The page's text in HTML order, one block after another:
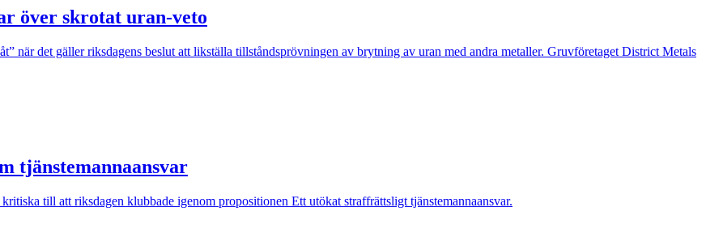
över skrotat uran-veto
när det gäller riksdagens beslut att likställa tillståndsprövningen av brytning av uran med andra metaller. Gruvföretaget District Metals
tjänstemannaansvar
till att riksdagen klubbade igenom propositionen Ett utökat straffrättsligt tjänstemannaansvar.